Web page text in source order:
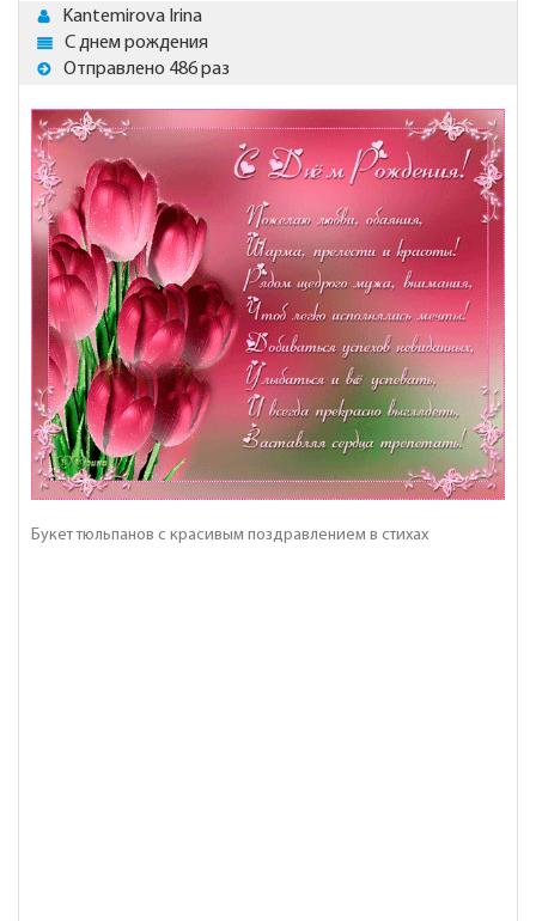
Kantemirova Irina
С днем рождения
Отправлено 486 раз
Букет тюльпанов с красивым поздравлением в стихах